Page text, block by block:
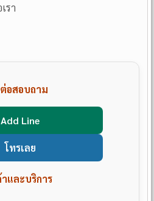
รา
อสอบถาม
Add Line
โทรเลย
และบริการ